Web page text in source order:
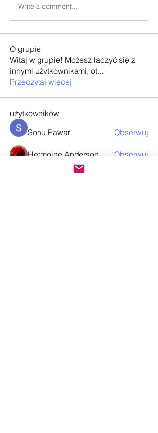
Write a comment...
O grupie
Witaj w grupie! Możesz łączyć się z
innymi użytkownikami, ot...
Przeczytaj więcej
użytkowników
Sonu Pawar
Obserwuj
Hermoine Anderson Obserwuj
info.tvactivatecode